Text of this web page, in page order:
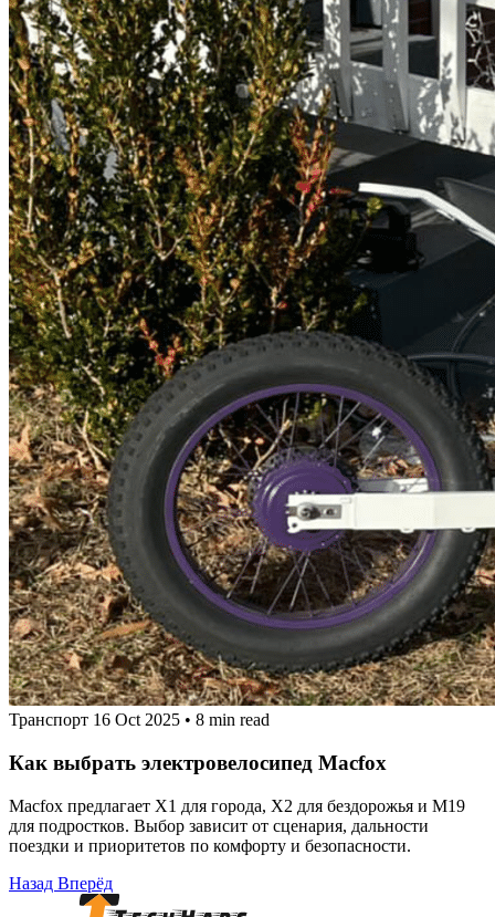
Транспорт 16 Oct 2025 • 8 min read
Как выбрать электровелосипед Macfox
Macfox предлагает X1 для города, X2 для бездорожья и M19
для подростков. Выбор зависит от сценария, дальности
поездки и приоритетов по комфорту и безопасности.
Назад Вперёд